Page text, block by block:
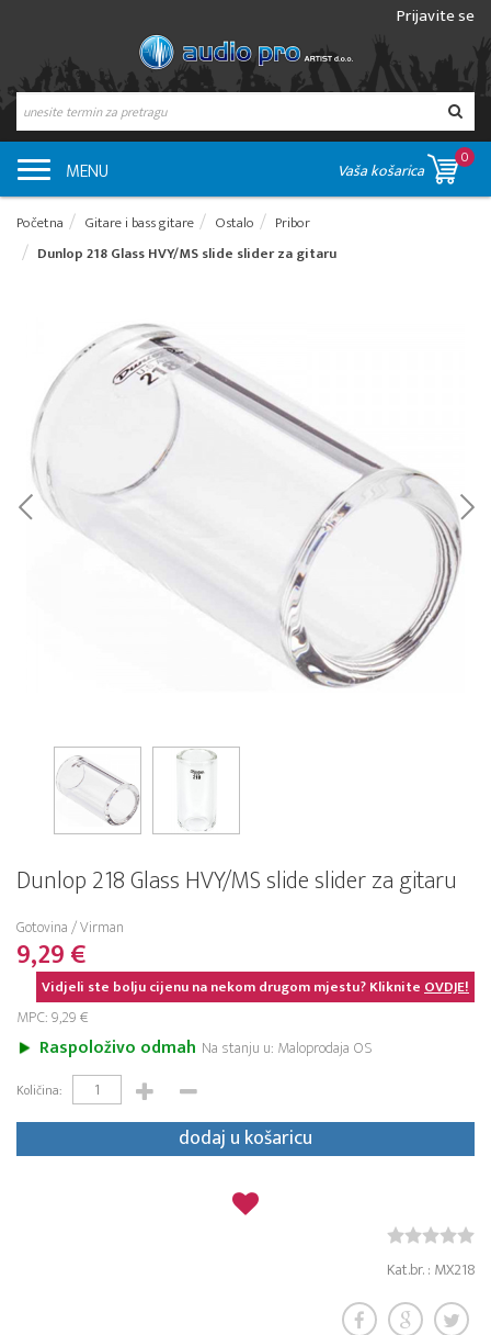
Prijavite se
MENU Vaša košarica
0
Početna Gitare i bass gitare Ostalo
Pribor
Dunlop 218 Glass HVY/MS slide slider za gitaru
Dunlop 218 Glass HVY/MS slide slider za gitaru
Gotovina / Virman
9,29 €
Vidjeli ste bolju cijenu na nekom drugom mjestu? KlikniteOVDJE!
MPC: 9,29 €
Raspoloživo odmah Na stanju u: Maloprodaja OS
Količina:
dodaj u košaricu
Kat.br. : MX218